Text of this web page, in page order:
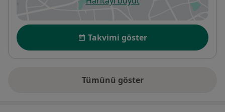
yeni bir sekmede açılır
Uygunluk
Takvimi göster
Tümünü göster
adres hakkında